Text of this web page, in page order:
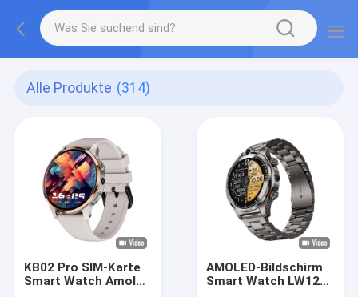
Alle Produkte (314)
KB02 Pro SIM-Karte
Smart Watch Amoled
AMOLED-Bildschirm
Smart Watch LW12